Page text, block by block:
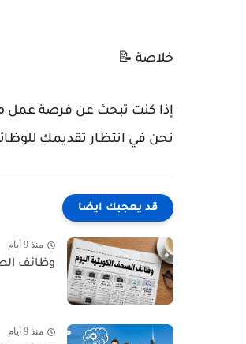
خلاصة 📝
إذا كنت تبحث عن فرصة عمل
نحن في انتظار تقديمك
قد يعجبك ايضا
منذ 9 أيام
وظائف الصحف الكويتية 28-07-
منذ 9 أيام